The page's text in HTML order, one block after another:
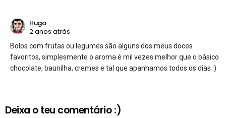
Hugo
2 anos atrás
Bolos com frutas ou legumes são alguns dos meus doces
favoritos, simplesmente o aroma é mil vezes melhor que o básico
chocolate, baunilha, cremes e tal que apanhamos todos os dias :)
Deixa o teu comentário :)